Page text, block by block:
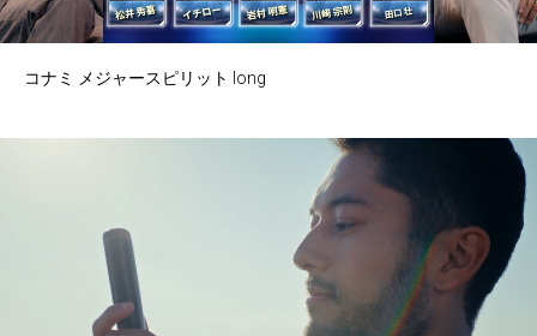
コナミ メジャースピリット long